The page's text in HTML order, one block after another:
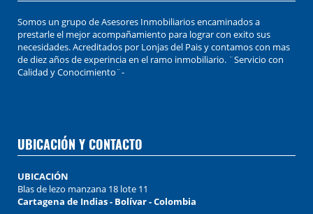
Somos un grupo de Asesores Inmobiliarios encaminados a
prestarle el mejor acompañamiento para lograr con exito sus
necesidades. Acreditados por Lonjas del Pais y contamos con mas
de diez años de experincia en el ramo inmobiliario. ¨Servicio con
Calidad y Conocimiento¨-
UBICACIÓN Y CONTACTO
UBICACIÓN
Blas de lezo manzana 18 lote 11
Cartagena de Indias - Bolívar - Colombia